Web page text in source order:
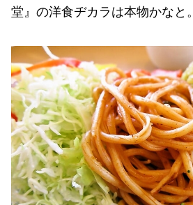
堂』の洋食ヂカラは本物かなと。